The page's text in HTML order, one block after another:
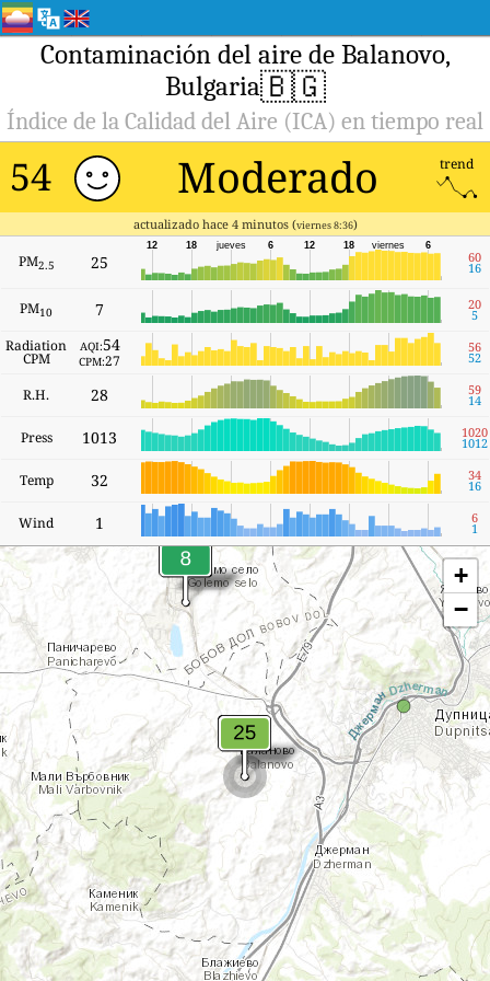
Contaminación del aire de Balanovo,
Bulgaria🇧🇬
Índice de la Calidad del Aire (ICA) en tiempo real
54 Moderado trend
actualizado hace 4 minutos (viernes 8:36)
PM2.5 25
6
viernes
18
12
6
jueves
18
12
60
16
PM10 7 20
5
Radiation
CPM
AQI:54
CPM:27
56
52
R.H. 28 59
14
Press 1013 1020
1012
Temp 32 34
16
Wind 1 6
1
+
−